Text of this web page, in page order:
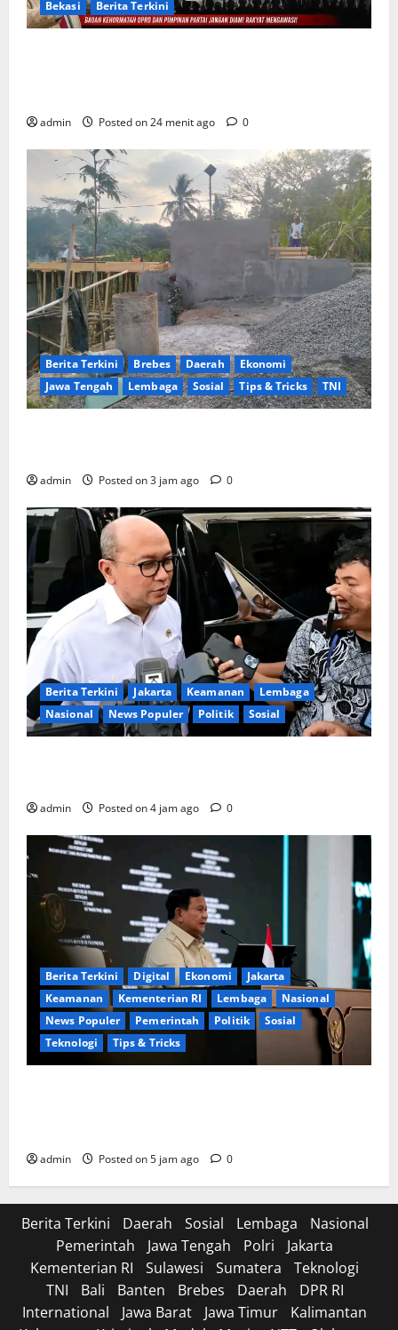
Bekasi Berita Terkini
admin Posted on 24 menit ago 0
Berita Terkini Brebes Daerah
Ekonomi
Jawa Tengah
Lembaga Sosial Tips & Tricks TNI
admin Posted on 3 jam ago 0
Berita Terkini Jakarta Keamanan
Lembaga
Nasional
News Populer Politik Sosial
admin Posted on 4 jam ago 0
Berita Terkini Digital Ekonomi
Jakarta
Keamanan
Kementerian RI Lembaga
Nasional
News Populer
Pemerintah Politik
Sosial
Teknologi
Tips & Tricks
admin Posted on 5 jam ago 0
Berita Terkini Daerah Sosial Lembaga
Nasional
Pemerintah
Jawa Tengah Polri
Jakarta
Kementerian RI
Sulawesi Sumatera
Teknologi
TNI
Bali Banten Brebes Daerah
DPR RI
International
Jawa Barat Jawa Timur
Kalimantan